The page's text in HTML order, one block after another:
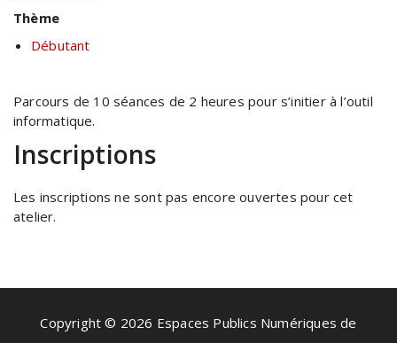
Thème
Débutant
Parcours de 10 séances de 2 heures pour s’initier à l’outil
informatique.
Inscriptions
Les inscriptions ne sont pas encore ouvertes pour cet
atelier.
Copyright © 2026 Espaces Publics Numériques de